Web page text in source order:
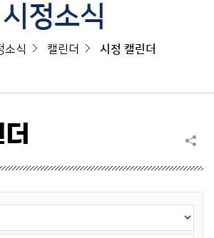
시정소식
소식 캘린더 시정 캘린더